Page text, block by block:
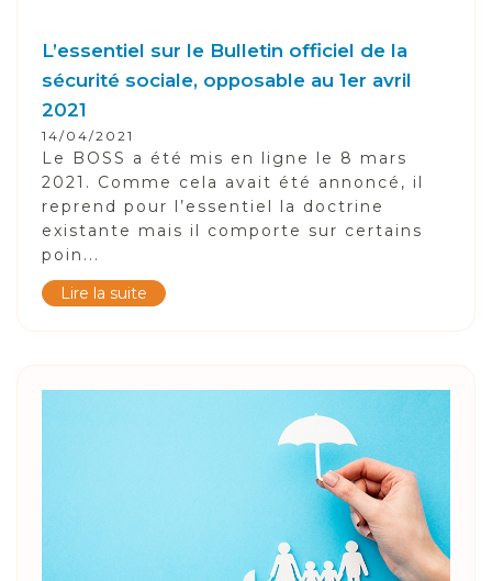
L’essentiel sur le Bulletin officiel de la
sécurité sociale, opposable au 1er avril
2021
14/04/2021
Le BOSS a été mis en ligne le 8 mars
2021. Comme cela avait été annoncé, il
reprend pour l’essentiel la doctrine
existante mais il comporte sur certains
poin...
Lire la suite